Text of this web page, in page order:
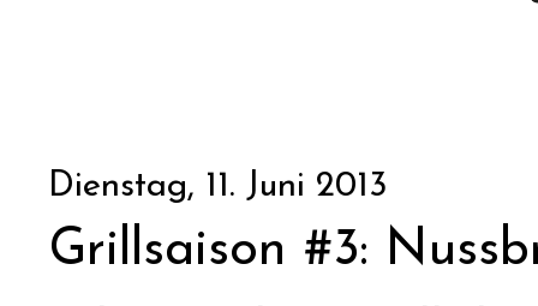
Dienstag, 11. Juni 2013
Grillsaison #3: